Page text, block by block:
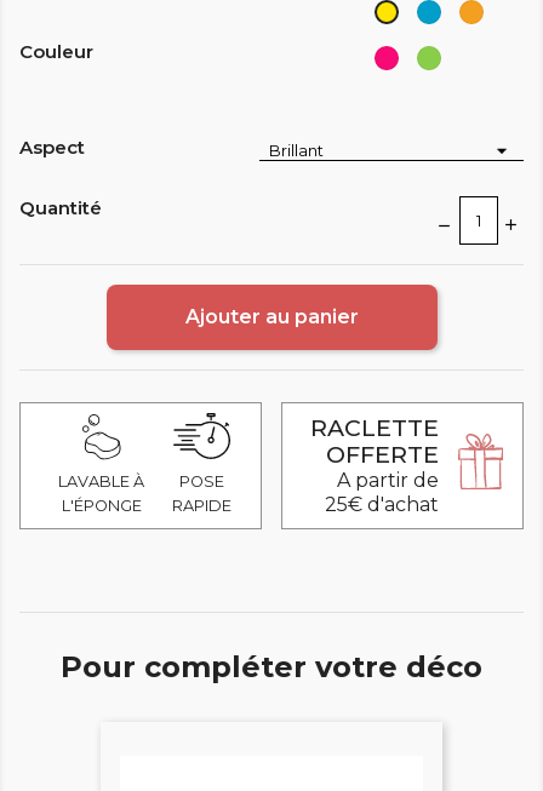
Couleur
JauneBleu
Orange
RoseVert
Aspect
Quantité
Ajouter au panier
LAVABLE À
L'ÉPONGE
POSE
RAPIDE
RACLETTE
OFFERTE
A partir de
25€ d'achat
Pour compléter votre déco